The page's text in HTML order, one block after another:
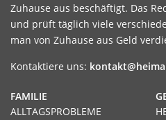
Zuhause aus beschäftigt. Das
und prüft täglich viele
man von Zuhause aus Geld
Kontaktiere uns:
FAMILIE
ALLTAGSPROBLEME